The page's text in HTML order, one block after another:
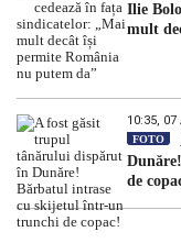
Ilie
mult
10:35,
FOTO
de